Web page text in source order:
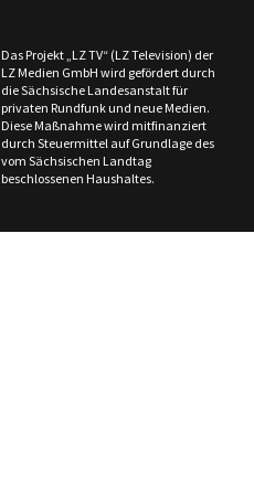
Das Projekt „LZ TV“ (LZ Television) der
LZ Medien GmbH wird gefördert durch
die Sächsische Landesanstalt für
privaten Rundfunk und neue Medien.
Diese Maßnahme wird mitfinanziert
durch Steuermittel auf Grundlage des
vom Sächsischen Landtag
beschlossenen Haushaltes.